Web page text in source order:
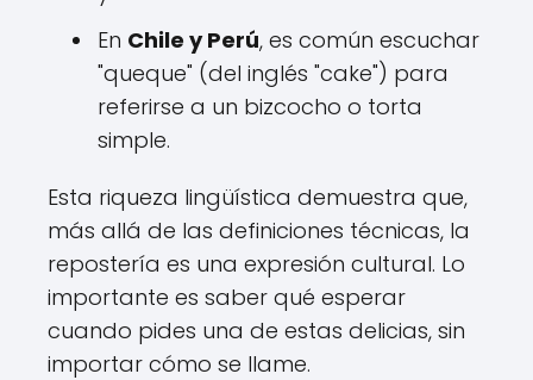
En Chile y Perú, es común escuchar
"queque" (del inglés "cake") para
referirse a un bizcocho o torta
simple.
Esta riqueza lingüística demuestra que,
más allá de las definiciones técnicas, la
repostería es una expresión cultural. Lo
importante es saber qué esperar
cuando pides una de estas delicias, sin
importar cómo se llame.